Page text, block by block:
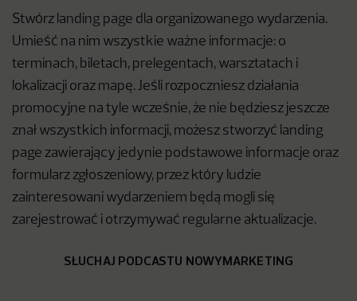
Stwórz landing page dla organizowanego wydarzenia.
Umieść na nim wszystkie ważne informacje: o
terminach, biletach, prelegentach, warsztatach i
lokalizacji oraz mapę. Jeśli rozpoczniesz działania
promocyjne na tyle wcześnie, że nie będziesz jeszcze
znał wszystkich informacji, możesz stworzyć landing
page zawierający jedynie podstawowe informacje oraz
formularz zgłoszeniowy, przez który ludzie
zainteresowani wydarzeniem będą mogli się
zarejestrować i otrzymywać regularne aktualizacje.
SŁUCHAJ PODCASTU NOWYMARKETING